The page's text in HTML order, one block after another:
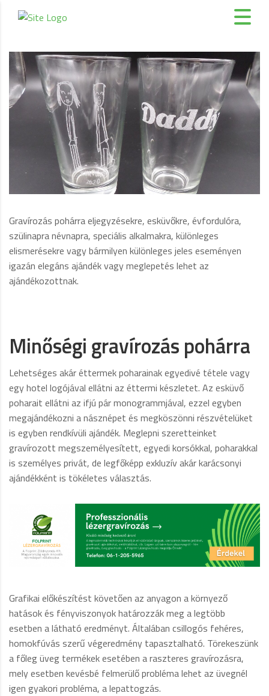
Gravírozás pohárra eljegyzésekre, esküvőkre, évfordulóra,
szülinapra névnapra, speciális alkalmakra, különleges
elismerésekre vagy bármilyen különleges jeles eseményen
igazán elegáns ajándék vagy meglepetés lehet az
ajándékozottnak.
Minőségi gravírozás pohárra
Lehetséges akár éttermek poharainak egyedivé tétele vagy
egy hotel logójával ellátni az éttermi készletet. Az esküvő
poharait ellátni az ifjú pár monogrammjával, ezzel egyben
megajándékozni a násznépet és megköszönni részvételüket
is egyben rendkívüli ajándék. Meglepni szeretteinket
gravírozott megszemélyesített, egyedi korsókkal, poharakkal
is személyes privát, de legfőképp exkluzív akár karácsonyi
ajándékként is tökéletes választás.
Grafikai előkészítést követően az anyagon a környező
hatások és fényviszonyok határozzák meg a legtöbb
esetben a látható eredményt. Általában csillogós fehéres,
homokfúvás szerű végeredmény tapasztalható. Törekeszünk
a főleg üveg termékek esetében a raszteres gravírozásra,
mely esetben kevésbé felmerülő probléma lehet az üvegnél
igen gyakori probléma, a lepattogzás.